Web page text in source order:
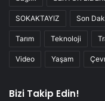
SOKAKTAYIZ Son
Tarım Teknoloji
Video Yaşam
Bizi Takip Edin!